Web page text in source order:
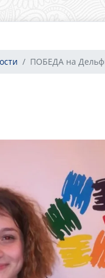
ПОБЕДА на